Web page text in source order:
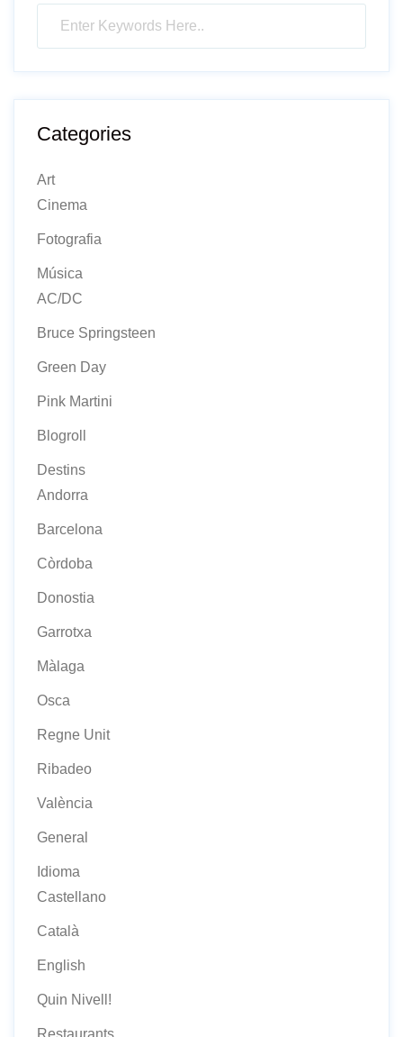
Categories
Art
Cinema
Fotografia
Música
AC/DC
Bruce Springsteen
Green Day
Pink Martini
Blogroll
Destins
Andorra
Barcelona
Còrdoba
Donostia
Garrotxa
Màlaga
Osca
Regne Unit
Ribadeo
València
General
Idioma
Castellano
Català
English
Quin Nivell!
Restaurants